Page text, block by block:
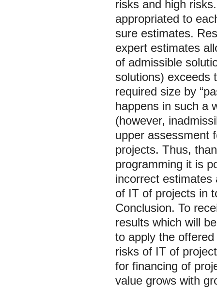
risks and high
appropriated to
sure estimates.
expert estimates
of admissible
solutions) exceeds
required size by
happens in such a
(however,
upper assessment
projects. Thus,
programming it is
incorrect estimates
of IT of projects in
Conclusion. To
results which will
to apply the
risks of IT of
for financing of
value grows with